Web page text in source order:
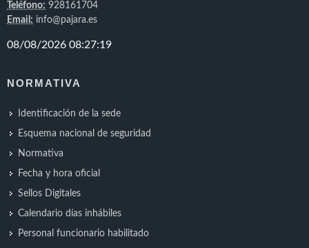
Teléfono: 928161704
Email: info@pajara.es
NORMATIVA
Identificación de la sede
Esquema nacional de seguridad
Normativa
Fecha y hora oficial
Sellos Digitales
Calendario días inhábiles
Personal funcionario habilitado